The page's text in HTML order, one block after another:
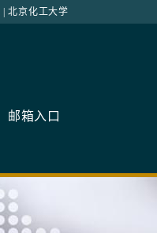
|北京化工大学
邮箱入口